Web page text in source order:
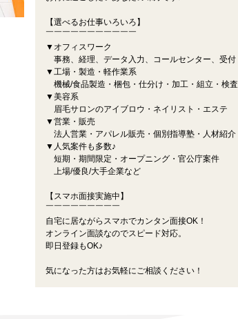
【選べるお仕事いろいろ】
￣￣￣￣￣￣￣￣￣￣￣
▼オフィスワーク
事務、経理、データ入力、コールセンター、受付
▼工場・製造・軽作業系
機械/食品製造・梱包・仕分け・加工・組立・検査
▼美容系
眉毛サロンのアイブロウ・ネイリスト・エステ
▼営業・販売
法人営業・アパレル販売・個別指導塾・人材紹介
▼人気案件も多数♪
短期・期間限定・オープニング・官公庁案件
上場/優良/大手企業など
【スマホ面接実施中】
￣￣￣￣￣￣￣￣￣
自宅に居ながらスマホでカンタン面接OK！
オンライン面談なのでスピード対応。
即日登録もOK♪
気になった方はお気軽にご相談ください！